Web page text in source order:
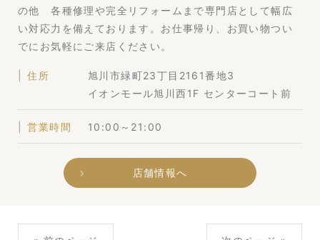
の他 各種修理や完全リフォームまで専門店として幅広
い対応力を備えております。お仕事帰り、お買い物つい
でにお気軽にご来店ください。
住所
旭川市緑町23丁目2161番地3
イオンモール旭川西1F センターコート前
営業時間 10:00～21:00
店舗情報へ